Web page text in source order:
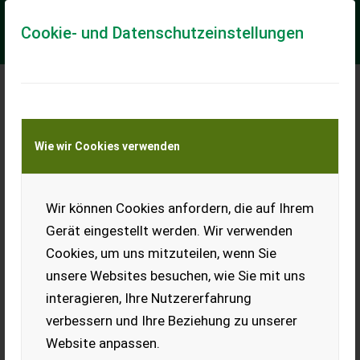
Cookie- und Datenschutzeinstellungen
Wie wir Cookies verwenden
Wir können Cookies anfordern, die auf Ihrem
Gerät eingestellt werden. Wir verwenden
Cookies, um uns mitzuteilen, wenn Sie
unsere Websites besuchen, wie Sie mit uns
interagieren, Ihre Nutzererfahrung
verbessern und Ihre Beziehung zu unserer
Website anpassen.
Frontlader
+ Frontlader Claas FL100C
Parallelführung und Euro
Aufnahme + Multifunktionsgriff FLEXPILOT + Heckkraftheber
EUR 97.920 inkl. 20 % MwSt.